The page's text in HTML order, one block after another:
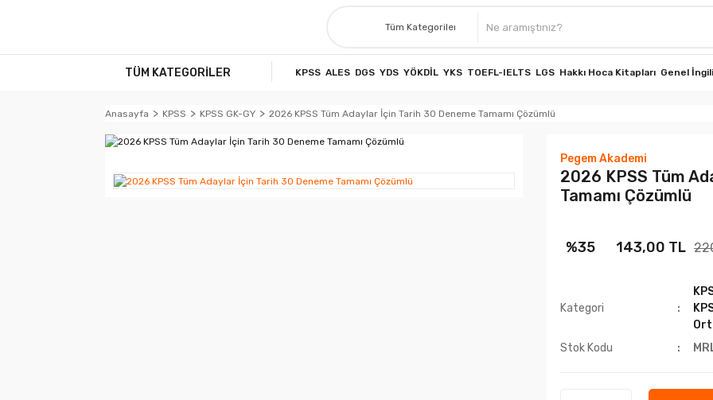
TÜM KATEGORİLER KPSS ALES DGS YDS YÖKDİL YKS TOEFL-IELTS LGS Hakkı Hoca Kitapları Genel
Anasayfa KPSS KPSS GK-GY 2026 KPSS Tüm Adaylar İçin Tarih 30 Deneme Tamamı Çözümlü
Pegem Akademi
2026 KPSS Tüm
Tamamı Çözümlü
%35 143,00 TL
Kategori
Stok Kodu